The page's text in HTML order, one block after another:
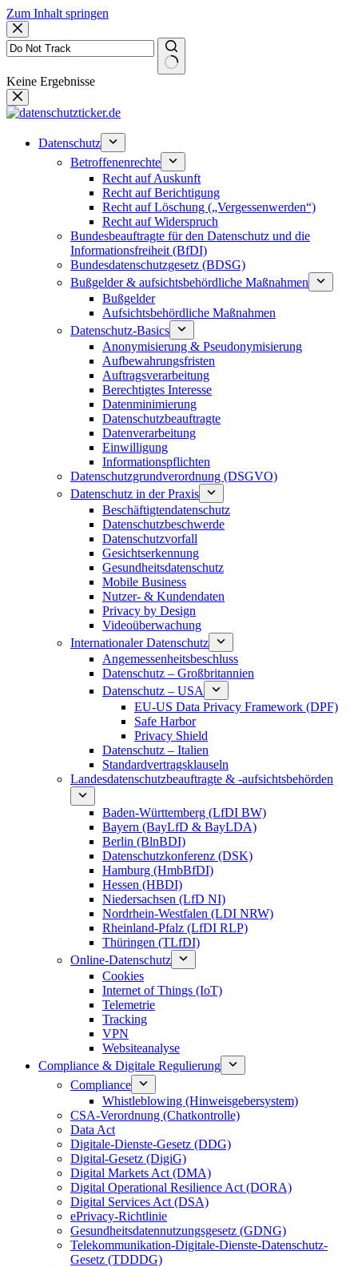
Zum Inhalt springen
Keine Ergebnisse
Datenschutz
Betroffenenrechte
Recht auf Auskunft
Recht auf Berichtigung
Recht auf Löschung („Vergessenwerden“)
Recht auf Widerspruch
Bundesbeauftragte für den Datenschutz und die
Informationsfreiheit (BfDI)
Bundesdatenschutzgesetz (BDSG)
Bußgelder & aufsichtsbehördliche Maßnahmen
Bußgelder
Aufsichtsbehördliche Maßnahmen
Datenschutz-Basics
Anonymisierung & Pseudonymisierung
Aufbewahrungsfristen
Auftragsverarbeitung
Berechtigtes Interesse
Datenminimierung
Datenschutzbeauftragte
Datenverarbeitung
Einwilligung
Informationspflichten
Datenschutzgrundverordnung (DSGVO)
Datenschutz in der Praxis
Beschäftigtendatenschutz
Datenschutzbeschwerde
Datenschutzvorfall
Gesichtserkennung
Gesundheitsdatenschutz
Mobile Business
Nutzer- & Kundendaten
Privacy by Design
Videoüberwachung
Internationaler Datenschutz
Angemessenheitsbeschluss
Datenschutz – Großbritannien
Datenschutz – USA
EU-US Data Privacy Framework (DPF)
Safe Harbor
Privacy Shield
Datenschutz – Italien
Standardvertragsklauseln
Landesdatenschutzbeauftragte & -aufsichtsbehörden
Baden-Württemberg (LfDI BW)
Bayern (BayLfD & BayLDA)
Berlin (BlnBDI)
Datenschutzkonferenz (DSK)
Hamburg (HmbBfDI)
Hessen (HBDI)
Niedersachsen (LfD NI)
Nordrhein-Westfalen (LDI NRW)
Rheinland-Pfalz (LfDI RLP)
Thüringen (TLfDI)
Online-Datenschutz
Cookies
Internet of Things (IoT)
Telemetrie
Tracking
VPN
Websiteanalyse
Compliance & Digitale Regulierung
Compliance
Whistleblowing (Hinweisgebersystem)
CSA-Verordnung (Chatkontrolle)
Data Act
Digitale-Dienste-Gesetz (DDG)
Digital-Gesetz (DigiG)
Digital Markets Act (DMA)
Digital Operational Resilience Act (DORA)
Digital Services Act (DSA)
ePrivacy-Richtlinie
Gesundheitsdatennutzungsgesetz (GDNG)
Telekommunikation-Digitale-Dienste-Datenschutz-
Gesetz (TDDDG)